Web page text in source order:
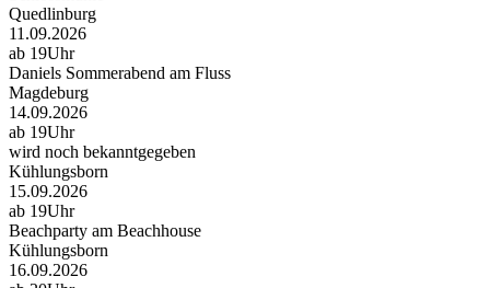
Quedlinburg
11.09.2026
ab 19Uhr
Daniels Sommerabend am Fluss
Magdeburg
14.09.2026
ab 19Uhr
wird noch bekanntgegeben
Kühlungsborn
15.09.2026
ab 19Uhr
Beachparty am Beachhouse
Kühlungsborn
16.09.2026